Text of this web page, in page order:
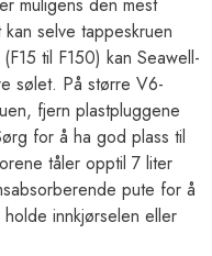
selve tappeskruen
til F150) kan Seawell-
sølet. På større V6-
fjern plastpluggene
for å ha god plass til
tåler opptil 7 liter
pute for å
innkjørselen eller